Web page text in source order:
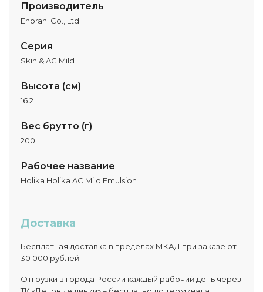
Производитель
Enprani Co., Ltd.
Серия
Skin & AC Mild
Высота (см)
16.2
Вес брутто (г)
200
Рабочее название
Holika Holika AC Mild Emulsion
Доставка
Бесплатная доставка в пределах МКАД при заказе от
30 000 рублей.
Отгрузки в города России каждый рабочий день через